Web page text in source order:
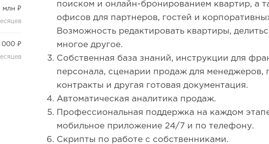
млн ₽
000 ₽
поиском и онлайн-бронированием квартир, а
офисов для партнеров, гостей и
Возможность редактировать квартиры,
многое другое.
Собственная база знаний, инструкции для
персонала, сценарии продаж для менеджеров,
контракты и другая готовая документация.
Автоматическая аналитика продаж.
Профессиональная поддержка на каждом
мобильное приложение 24/7 и по телефону.
Скрипты по работе с собственниками.